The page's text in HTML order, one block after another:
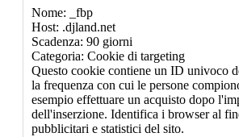
Nome: _fbp
Host: .djland.net
Scadenza: 90 giorni
Categoria: Cookie di targeting
Questo cookie contiene un ID univoco
la frequenza con cui le persone
esempio effettuare un acquisto dopo
dell'inserzione. Identifica i browser al
pubblicitari e statistici del sito.